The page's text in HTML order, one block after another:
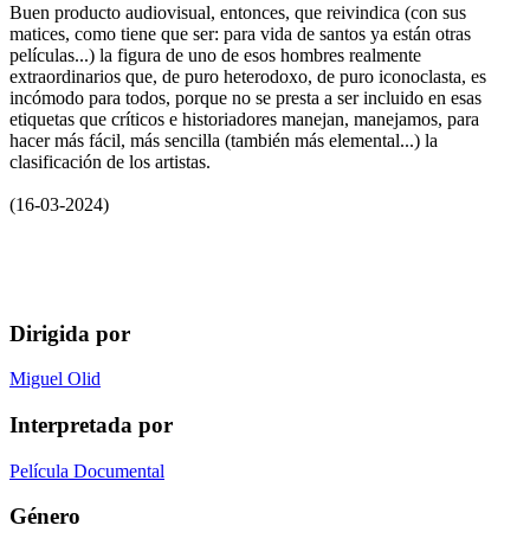
Buen producto audiovisual, entonces, que reivindica (con sus
matices, como tiene que ser: para vida de santos ya están otras
películas...) la figura de uno de esos hombres realmente
extraordinarios que, de puro heterodoxo, de puro iconoclasta, es
incómodo para todos, porque no se presta a ser incluido en esas
etiquetas que críticos e historiadores manejan, manejamos, para
hacer más fácil, más sencilla (también más elemental...) la
clasificación de los artistas.
(16-03-2024)
Dirigida por
Miguel Olid
Interpretada por
Película Documental
Género